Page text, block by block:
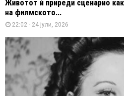
Животот ѝ приреди сценарио
на филмското...
22:02 - 24 јули, 2026